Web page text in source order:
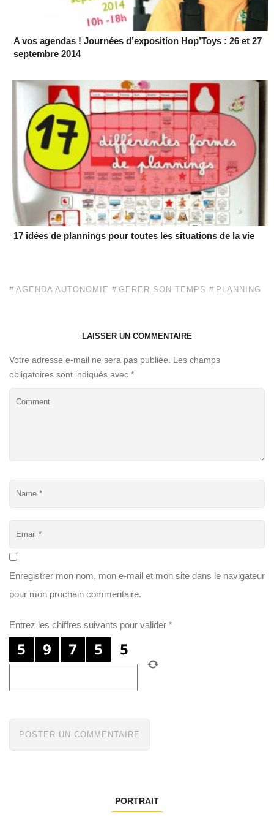
A vos agendas ! Journées d’exposition Hop’Toys : 26 et 27
septembre 2014
17 idées de plannings pour toutes les situations de la vie
AGENDA AUTONOMIE GERER SON TEMPS PLANNING
LAISSER UN COMMENTAIRE
Votre adresse e-mail ne sera pas publiée.
Les champs
obligatoires sont indiqués avec *
Enregistrer mon nom, mon e-mail et mon site dans le navigateur
pour mon prochain commentaire.
Entrez les chiffres suivants pour valider *
PORTRAIT